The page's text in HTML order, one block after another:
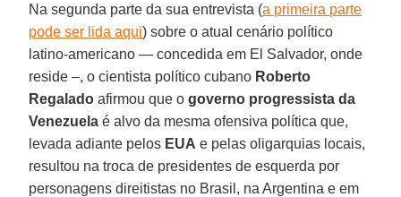
Na segunda parte da sua entrevista (a primeira parte
pode ser lida aqui) sobre o atual cenário político
latino-americano — concedida em El Salvador, onde
reside –, o cientista político cubano Roberto
Regalado afirmou que ogoverno progressista da
Venezuela é alvo da mesma ofensiva política que,
levada adiante pelos EUA e pelas oligarquias locais,
resultou na troca de presidentes de esquerda por
personagens direitistas no Brasil, na Argentina e em